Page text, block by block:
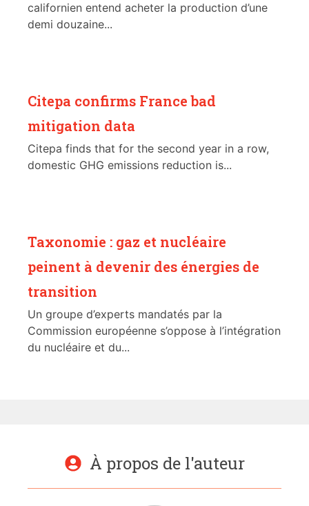
californien entend acheter la production d’une
demi douzaine...
Citepa confirms France bad
mitigation data
Citepa finds that for the second year in a row,
domestic GHG emissions reduction is...
Taxonomie : gaz et nucléaire
peinent à devenir des énergies de
transition
Un groupe d’experts mandatés par la
Commission européenne s’oppose à l’intégration
du nucléaire et du...
À propos de l'auteur